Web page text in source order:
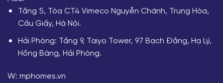
PHƯƠNG
Add:
Tầng 5, Tòa CT4 Vimeco Nguyễn Chánh, Trung Hòa,
Cầu Giấy, Hà Nội.
Hồng Bàng, Hải Phòng.